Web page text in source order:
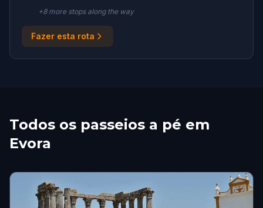
+8more stopsalong the way
Fazer esta rota
Todos os passeios a pé em
Evora